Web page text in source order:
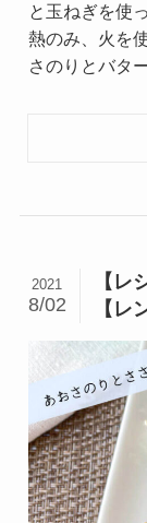
と玉ねぎを使
熱のみ、火を
さのりとバタ
【レ
【レ
2021
8/02